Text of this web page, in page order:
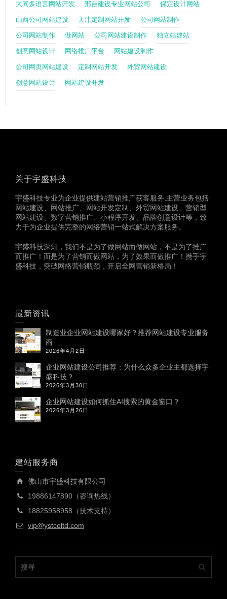
大同多语言网站开发 邢台建设专业网站公司 保定设计网站
山西公司网站建设 天津定制网站开发 公司网站制作
公司网站制作 做网站 公司网站建设制作 独立站建站
创意网站设计 网络推广平台 网站建设制作
公司网页网站建设 定制网站开发 外贸网站建设
创意网站设计 网站建设开发
关于宇盛科技
宇盛科技专业为企业提供建站营销推广获客服务,主营业务包括
网站建设、网站推广、网站开发定制、外贸网站建设、营销型
网站建设、数字营销推广、小程序开发、品牌创意设计等，致
力于为企业提供完整的网络营销一站式解决方案服务。
宇盛科技深知，我们不是为了做网站而做网站，不是为了推广
而推广！而是为了营销而做网站，为了效果而做推广！携手宇
盛科技，突破网络营销瓶颈，开启全网营销新格局！
最新资讯
制造业企业网站建设哪家好？推荐网站建设专业服务
商
2026年4月2日
企业网站建设公司推荐：为什么众多企业主都选择宇
盛科技？
2026年3月30日
企业网站建设如何抓住AI搜索的黄金窗口？
2026年3月26日
建站服务商
佛山市宇盛科技有限公司
19886147890（咨询热线）
18825958958（技术支持）
vip@ystcoltd.com